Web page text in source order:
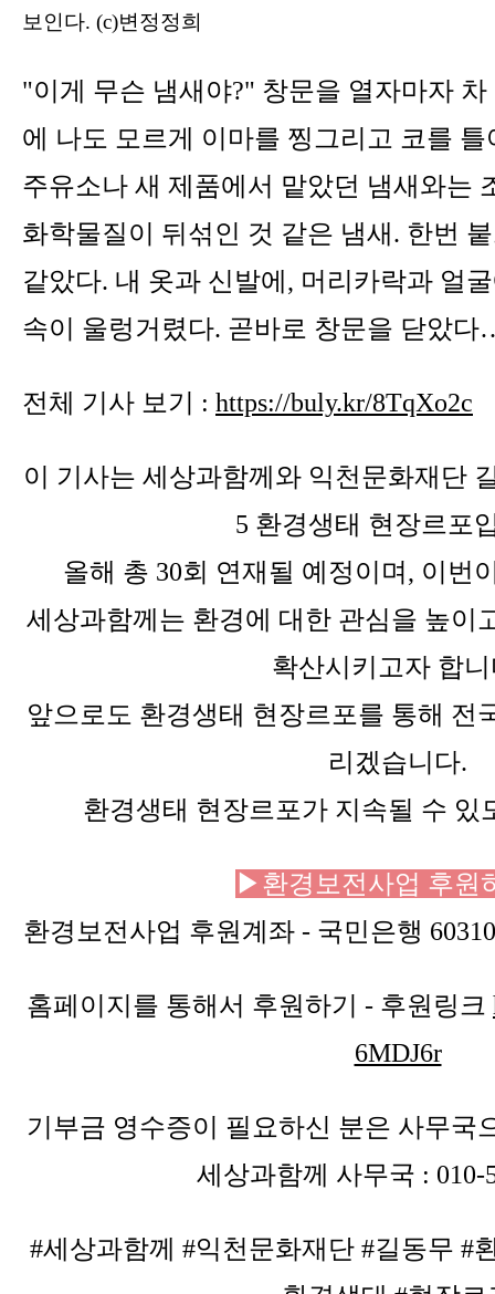
보인다. (c)변정정희
"이게 무슨 냄새야?" 창문을 열자마자
에 나도 모르게 이마를 찡그리고 코를
주유소나 새 제품에서 맡았던 냄새와는
화학물질이 뒤섞인 것 같은 냄새. 한번
같았다. 내 옷과 신발에, 머리카락과 얼
속이 울렁거렸다. 곧바로 창문을 닫았
전체 기사 보기 : https://buly.kr/8TqXo2c
이 기사는 세상과함께와 익천문화재단
5 환경생태 현장르포
올해 총 30회 연재될 예정이며, 이번
세상과함께는 환경에 대한 관심을 높이
확산시키고자 합
앞으로도 환경생태 현장르포를 통해 전
리겠습니다.
환경생태 현장르포가 지속될 수 있
▶환경보전사업 후원
환경보전사업 후원계좌 - 국민은행
홈페이지를 통해서 후원하기 - 후원링크
6MDJ6r
기부금 영수증이 필요하신 분은 사무국
세상과함께 사무국 : 010-
#세상과함께 #익천문화재단 #길동무 #